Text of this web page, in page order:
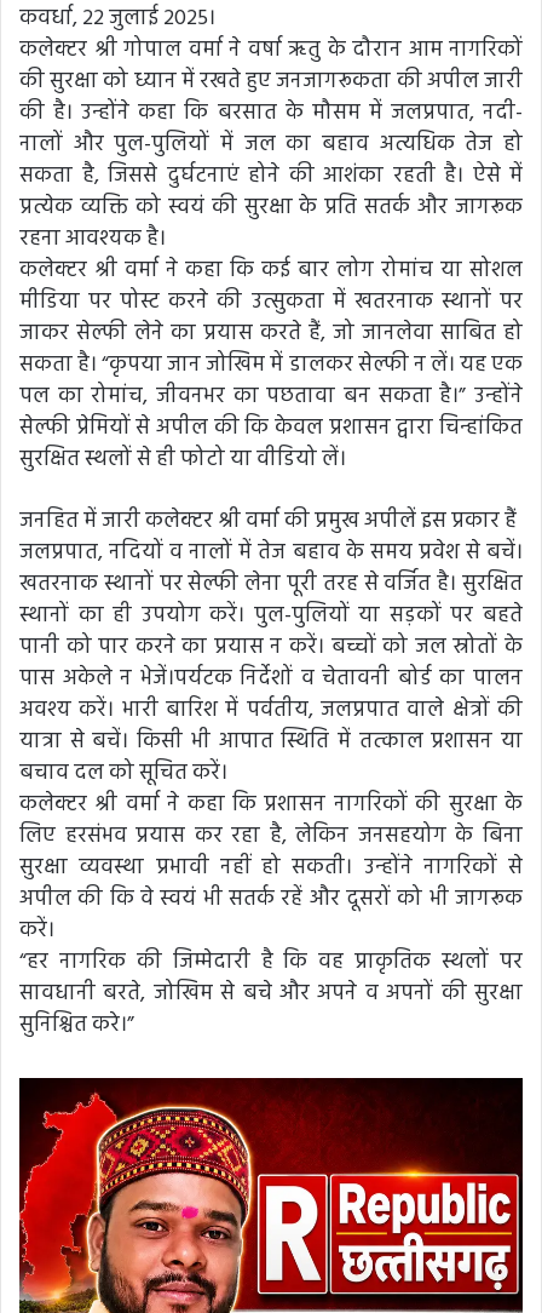
कवर्धा, 22 जुलाई 2025।
कलेक्टर श्री गोपाल वर्मा ने वर्षा ऋतु के दौरान आम नागरिकों
की सुरक्षा को ध्यान में रखते हुए जनजागरूकता की अपील जारी
की है। उन्होंने कहा कि बरसात के मौसम में जलप्रपात, नदी-
नालों और पुल-पुलियों में जल का बहाव अत्यधिक तेज हो
सकता है, जिससे दुर्घटनाएं होने की आशंका रहती है। ऐसे में
प्रत्येक व्यक्ति को स्वयं की सुरक्षा के प्रति सतर्क और जागरूक
रहना आवश्यक है।
कलेक्टर श्री वर्मा ने कहा कि कई बार लोग रोमांच या सोशल
मीडिया पर पोस्ट करने की उत्सुकता में खतरनाक स्थानों पर
जाकर सेल्फी लेने का प्रयास करते हैं, जो जानलेवा साबित हो
सकता है। “कृपया जान जोखिम में डालकर सेल्फी न लें। यह एक
पल का रोमांच, जीवनभर का पछतावा बन सकता है।” उन्होंने
सेल्फी प्रेमियों से अपील की कि केवल प्रशासन द्वारा चिन्हांकित
सुरक्षित स्थलों से ही फोटो या वीडियो लें।
जनहित में जारी कलेक्टर श्री वर्मा की प्रमुख अपीलें इस प्रकार हैं
जलप्रपात, नदियों व नालों में तेज बहाव के समय प्रवेश से बचें।
खतरनाक स्थानों पर सेल्फी लेना पूरी तरह से वर्जित है। सुरक्षित
स्थानों का ही उपयोग करें। पुल-पुलियों या सड़कों पर बहते
पानी को पार करने का प्रयास न करें। बच्चों को जल स्रोतों के
पास अकेले न भेजें।पर्यटक निर्देशों व चेतावनी बोर्ड का पालन
अवश्य करें। भारी बारिश में पर्वतीय, जलप्रपात वाले क्षेत्रों की
यात्रा से बचें। किसी भी आपात स्थिति में तत्काल प्रशासन या
बचाव दल को सूचित करें।
कलेक्टर श्री वर्मा ने कहा कि प्रशासन नागरिकों की सुरक्षा के
लिए हरसंभव प्रयास कर रहा है, लेकिन जनसहयोग के बिना
सुरक्षा व्यवस्था प्रभावी नहीं हो सकती। उन्होंने नागरिकों से
अपील की कि वे स्वयं भी सतर्क रहें और दूसरों को भी जागरूक
करें।
“हर नागरिक की जिम्मेदारी है कि वह प्राकृतिक स्थलों पर
सावधानी बरते, जोखिम से बचे और अपने व अपनों की सुरक्षा
सुनिश्चित करे।”